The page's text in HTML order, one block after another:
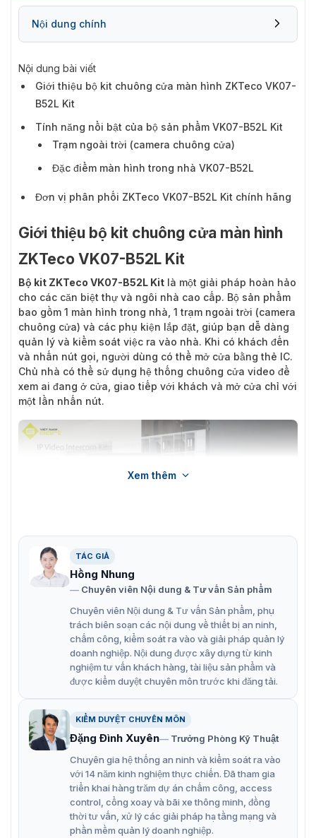
Nội dung chính
Tính năng nổi bật của bộ sản phẩm VK07-
Nội dung bài viết
Giới thiệu bộ kit chuông cửa màn hình ZKTeco VK07-
B52L Kit
Tính năng nổi bật của bộ sản phẩm VK07-B52L Kit
Trạm ngoài trời (camera chuông cửa)
Đặc điểm màn hình trong nhà VK07-B52L
Đơn vị phân phối ZKTeco VK07-B52L Kit chính hãng
Giới thiệu bộ kit chuông cửa màn hình
ZKTeco VK07-B52L Kit
Bộ kit ZKTeco VK07-B52L Kit là một giải pháp hoàn hảo
cho các căn biệt thự và ngôi nhà cao cấp. Bộ sản phẩm
bao gồm 1 màn hình trong nhà, 1 trạm ngoài trời (camera
chuông cửa) và các phụ kiện lắp đặt, giúp bạn dễ dàng
quản lý và kiểm soát việc ra vào nhà. Khi có khách đến
và nhấn nút gọi, người dùng có thể mở cửa bằng thẻ IC.
Chủ nhà có thể sử dụng hệ thống chuông cửa video để
xem ai đang ở cửa, giao tiếp với khách và mở cửa chỉ với
một lần nhấn nút.
Bộ kit chuông cửa màn hình ZKTeco VK07-B52L Kit
Tính năng nổi bật của bộ sản phẩm
VK07-B52L Kit
ZKTeco VK07-B52L Kit được thiết kế với tính năng tiên
tiến và công nghệ hiện đại, bộ kit này mang đến một trải
nghiệm tiện ích tối ưu cho người dùng. Sản phẩm trang
bị camera Full HD 1080P với góc nhìn rộng 120°, cho
phép bạn quan sát chi tiết mọi hoạt động bên ngoài
cửa, ngay cả trong điều kiện ánh sáng yếu nhờ tính
năng hồng ngoại thông minh.
Trạm ngoài trời (camera chuông cửa)
Hệ điều hành Linux OS: Đảm bảo hiệu suất ổn định
Xem thêm
TÁC GIẢ
Hồng Nhung
Chuyên viên Nội dung & Tư vấn Sản phẩm
Chuyên viên Nội dung & Tư vấn Sản phẩm, phụ
trách biên soạn các nội dung về thiết bị an ninh,
chấm công, kiểm soát ra vào và giải pháp quản lý
doanh nghiệp. Nội dung được xây dựng từ kinh
nghiệm tư vấn khách hàng, tài liệu sản phẩm và
được kiểm duyệt chuyên môn trước khi đăng tải.
KIỂM DUYỆT CHUYÊN MÔN
Đặng Đình Xuyên
Trưởng Phòng Kỹ Thuật
Chuyên gia hệ thống an ninh và kiểm soát ra vào
với 14 năm kinh nghiệm thực chiến. Đã tham gia
triển khai hàng trăm dự án chấm công, access
control, cổng xoay và bãi xe thông minh, đồng
thời tư vấn, xử lý các giải pháp hạ tầng mạng và
phần mềm quản lý doanh nghiệp.